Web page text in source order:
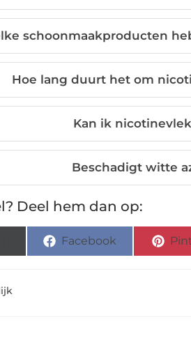
schoonmaakproducten
Hoe lang duurt het om
Kan ik
Beschadigt witte
Deel hem dan op:
Facebook